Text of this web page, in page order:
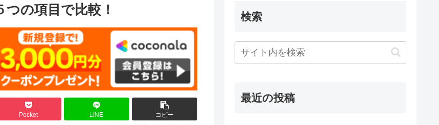
の項目で比較！
Pocket LINE コピー
検索
最近の投稿